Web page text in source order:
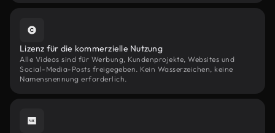
Lizenz für die kommerzielle Nutzung
Alle Videos sind für Werbung, Kundenprojekte, Websites und
Social-Media-Posts freigegeben. Kein Wasserzeichen, keine
Namensnennung erforderlich.